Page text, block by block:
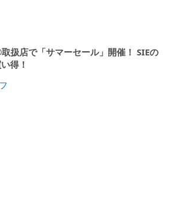
扱店で「サマーセール」開催！ SIEの
得！